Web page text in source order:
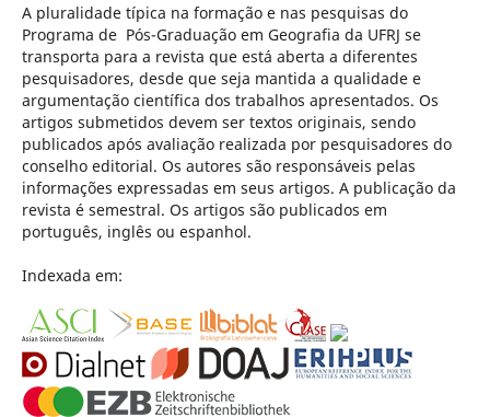
A pluralidade típica na formação e nas pesquisas do
Programa de Pós-Graduação em Geografia da UFRJ se
transporta para a revista que está aberta a diferentes
pesquisadores, desde que seja mantida a qualidade e
argumentação científica dos trabalhos apresentados. Os
artigos submetidos devem ser textos originais, sendo
publicados após avaliação realizada por pesquisadores do
conselho editorial. Os autores são responsáveis pelas
informações expressadas em seus artigos. A publicação da
revista é semestral. Os artigos são publicados em
português, inglês ou espanhol.
Indexada em: